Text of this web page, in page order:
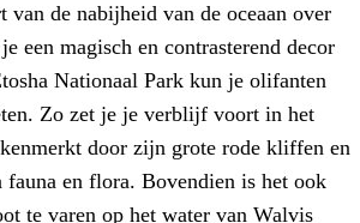
de nabijheid van de oceaan over
een magisch en contrasterend decor
Nationaal Park kun je olifanten
Zo zet je je verblijf voort in het
door zijn grote rode kliffen en
en flora. Bovendien is het ook
te varen op het water van Walvis